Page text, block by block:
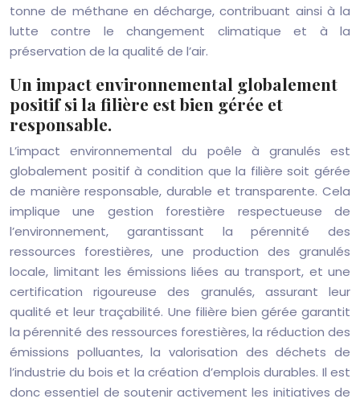
tonne de méthane en décharge, contribuant ainsi à la
lutte contre le changement climatique et à la
préservation de la qualité de l’air.
Un impact environnemental globalement
positif si la filière est bien gérée et
responsable.
L’impact environnemental du poêle à granulés est
globalement positif à condition que la filière soit gérée
de manière responsable, durable et transparente. Cela
implique une gestion forestière respectueuse de
l’environnement, garantissant la pérennité des
ressources forestières, une production des granulés
locale, limitant les émissions liées au transport, et une
certification rigoureuse des granulés, assurant leur
qualité et leur traçabilité. Une filière bien gérée garantit
la pérennité des ressources forestières, la réduction des
émissions polluantes, la valorisation des déchets de
l’industrie du bois et la création d’emplois durables. Il est
donc essentiel de soutenir activement les initiatives de